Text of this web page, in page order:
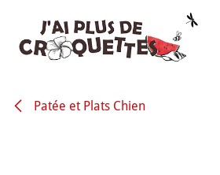
Patée et Plats Chien